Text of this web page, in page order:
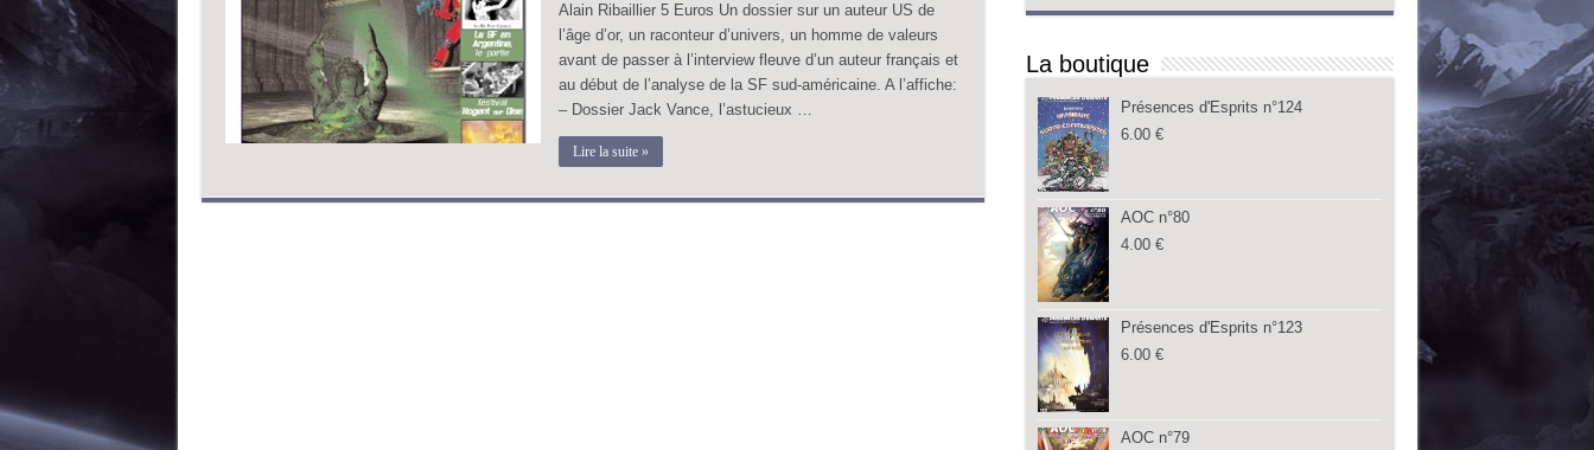
Alain Ribaillier 5 Euros Un dossier sur un auteur US de
l’âge d’or, un raconteur d’univers, un homme de valeurs
avant de passer à l’interview fleuve d’un auteur français et
au début de l’analyse de la SF sud-américaine. A l’affiche:
– Dossier Jack Vance, l’astucieux …
Lire la suite »
La boutique
Présences d'Esprits n°124
6.00 €
AOC n°80
4.00 €
Présences d'Esprits n°123
6.00 €
AOC n°79